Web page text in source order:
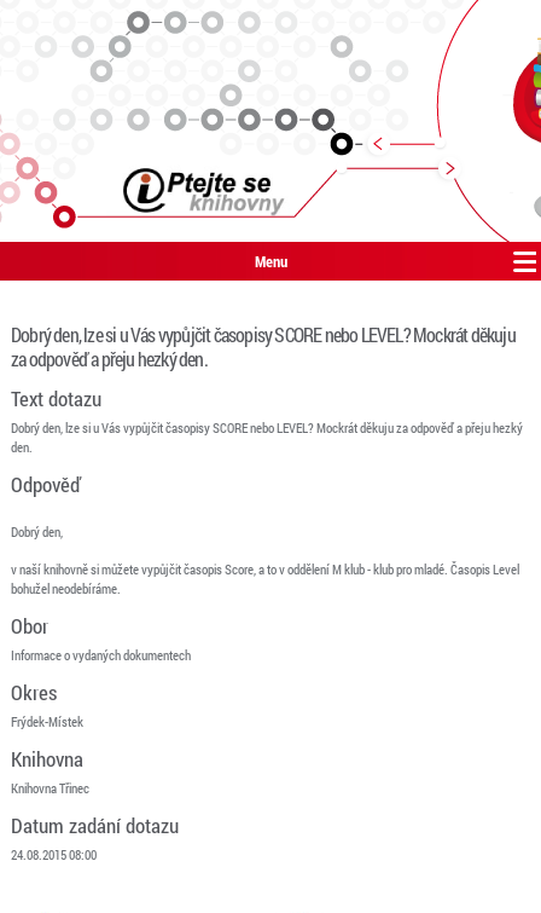
Menu
Dobrý den, lze si u Vás vypůjčit časopisy SCORE nebo LEVEL? Mockrát děkuju
za odpověď a přeju hezký den.
Text dotazu
Dobrý den, lze si u Vás vypůjčit časopisy SCORE nebo LEVEL? Mockrát děkuju za odpověď a přeju hezký
den.
Odpověď
Dobrý den,
v naší knihovně si můžete vypůjčit časopis Score, a to v oddělení M klub - klub pro mladé. Časopis Level
bohužel neodebíráme.
Obor
Informace o vydaných dokumentech
Okres
Frýdek-Místek
Knihovna
Knihovna Třinec
Datum zadání dotazu
24.08.2015 08:00